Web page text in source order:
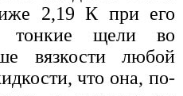
2,19 К при его
тонкие щели во
вязкости любой
что она, по-